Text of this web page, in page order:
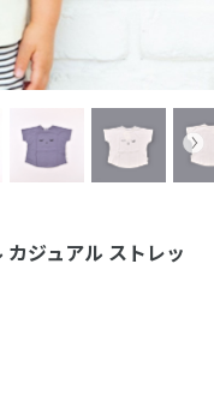
ジュアル ストレッ